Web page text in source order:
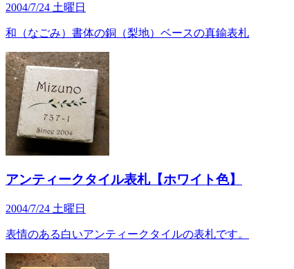
2004/7/24 土曜日
和（なごみ）書体の銅（梨地）ベースの真鍮表札
アンティークタイル表札【ホワイト色】
2004/7/24 土曜日
表情のある白いアンティークタイルの表札です。